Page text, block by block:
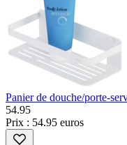
Panier de douche/porte-
54.95
Prix : 54.95 euros